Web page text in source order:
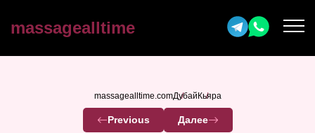
massagealltime
massagealltime.comДубай Кьяра
Previous Далее